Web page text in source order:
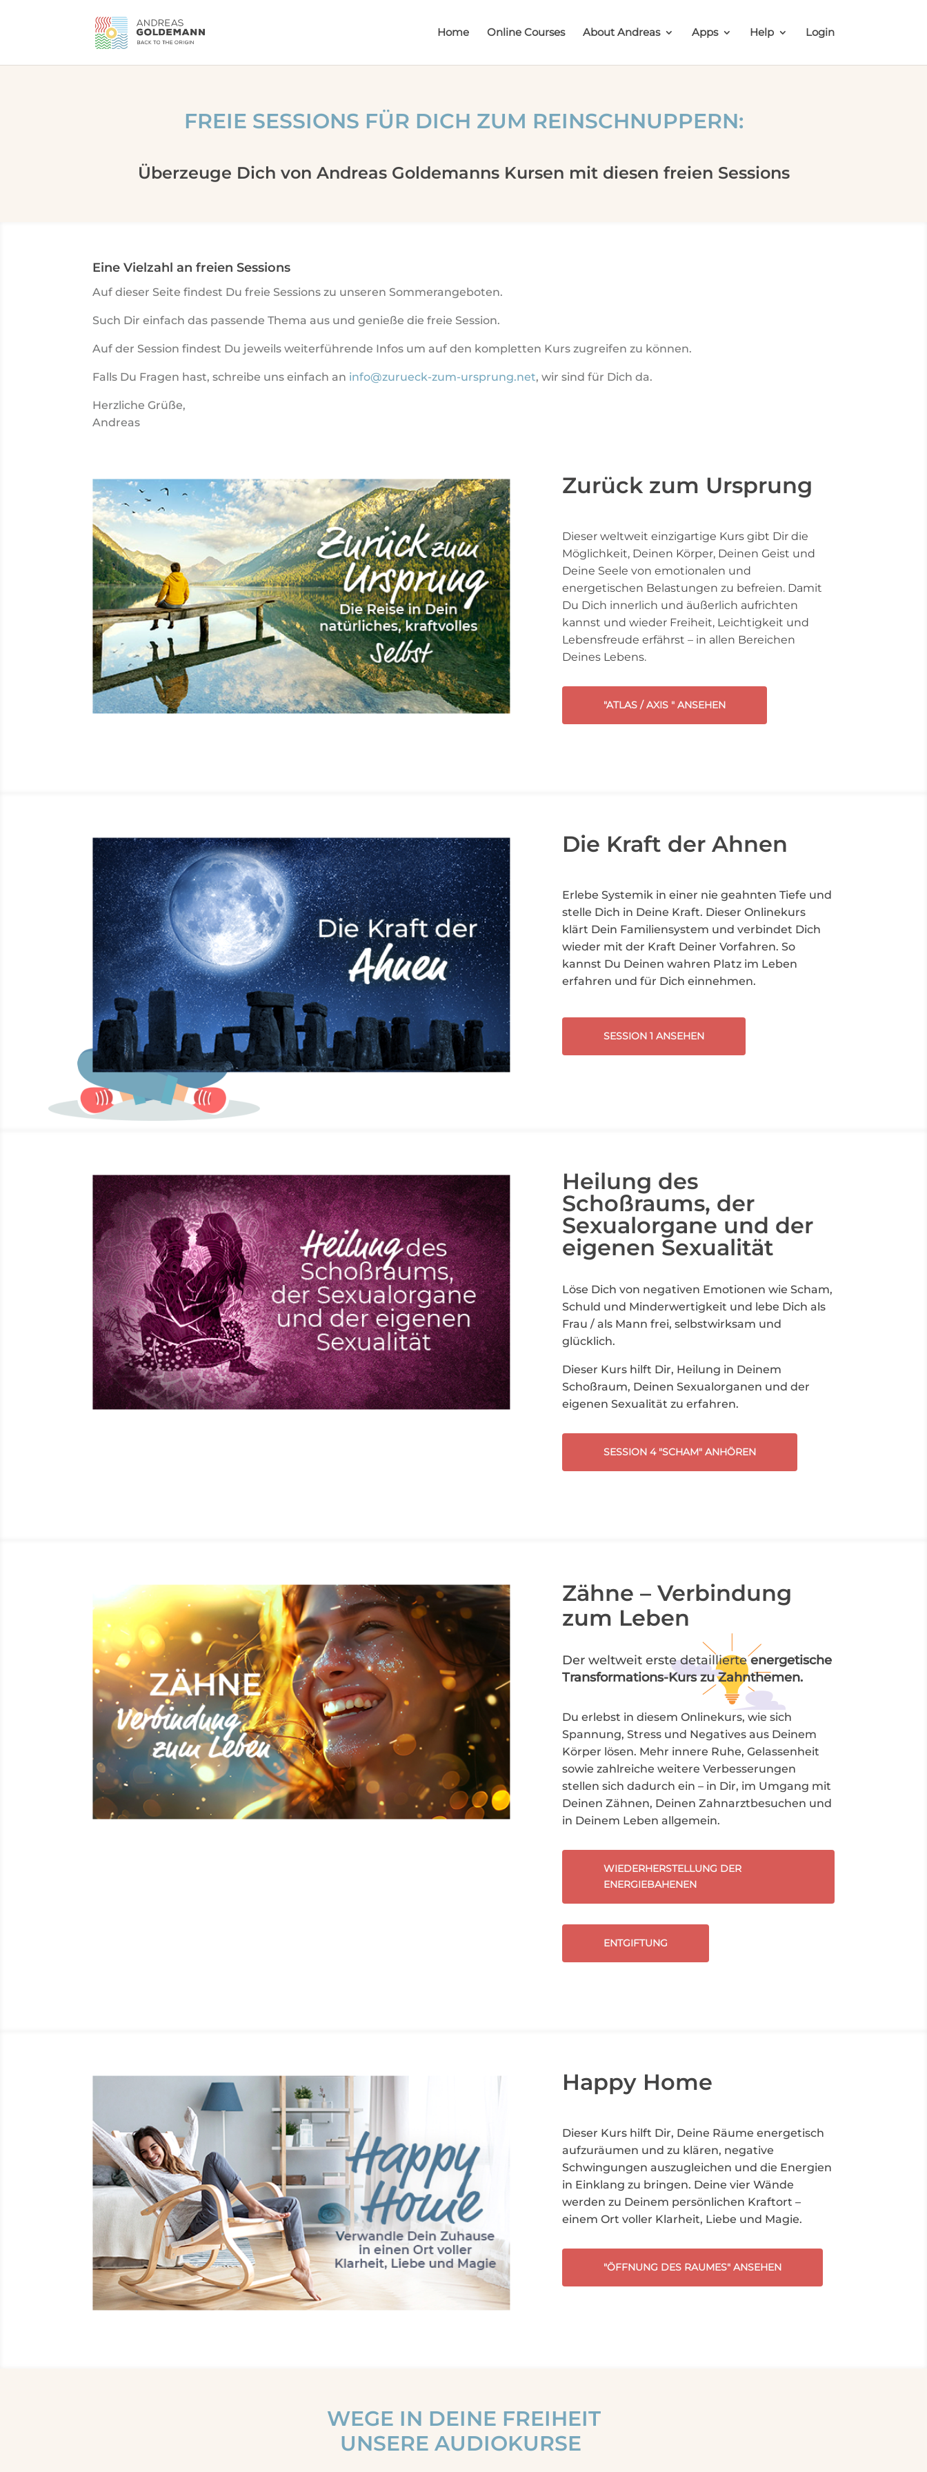
Home Online Courses About Andreas Apps Help Login
FREIE SESSIONS FÜR DICH ZUM REINSCHNUPPERN:
Überzeuge Dich von Andreas Goldemanns Kursen mit diesen freien Sessions
Eine Vielzahl an freien Sessions
Auf dieser Seite findest Du freie Sessions zu unseren Sommerangeboten.
Such Dir einfach das passende Thema aus und genieße die freie Session.
Auf der Session findest Du jeweils weiterführende Infos um auf den kompletten Kurs zugreifen zu können.
Falls Du Fragen hast, schreibe uns einfach an info@zurueck-zum-ursprung.net, wir sind für Dich da.
Herzliche Grüße,
Andreas
Zurück zum Ursprung
Dieser weltweit einzigartige Kurs gibt Dir die
Möglichkeit, Deinen Körper, Deinen Geist und
Deine Seele von emotionalen und
energetischen Belastungen zu befreien. Damit
Du Dich innerlich und äußerlich aufrichten
kannst und wieder Freiheit, Leichtigkeit und
Lebensfreude erfährst – in allen Bereichen
Deines Lebens.
"ATLAS / AXIS " ANSEHEN
Die Kraft der Ahnen
Erlebe Systemik in einer nie geahnten Tiefe und
stelle Dich in Deine Kraft. Dieser Onlinekurs
klärt Dein Familiensystem und verbindet Dich
wieder mit der Kraft Deiner Vorfahren. So
kannst Du Deinen wahren Platz im Leben
erfahren und für Dich einnehmen.
SESSION 1 ANSEHEN
Heilung des
Schoßraums, der
Sexualorgane und der
eigenen Sexualität
Löse Dich von negativen Emotionen wie Scham,
Schuld und Minderwertigkeit und lebe Dich als
Frau / als Mann frei, selbstwirksam und
glücklich.
Dieser Kurs hilft Dir, Heilung in Deinem
Schoßraum, Deinen Sexualorganen und der
eigenen Sexualität zu erfahren.
SESSION 4 "SCHAM" ANHÖREN
Zähne – Verbindung
zum Leben
Der weltweit erste detaillierteenergetische
Transformations-Kurs zu Zahnthemen.
Du erlebst in diesem Onlinekurs, wie sich
Spannung, Stress und Negatives aus Deinem
Körper lösen. Mehr innere Ruhe, Gelassenheit
sowie zahlreiche weitere Verbesserungen
stellen sich dadurch ein –in Dir, im Umgang mit
Deinen Zähnen, Deinen Zahnarztbesuchen und
in Deinem Leben allgemein.
WIEDERHERSTELLUNG DER
ENERGIEBAHENEN
ENTGIFTUNG
Happy Home
Dieser Kurs hilft Dir, Deine Räume energetisch
aufzuräumen und zu klären, negative
Schwingungen auszugleichen und die Energien
in Einklang zu bringen. Deine vier Wände
werden zu Deinem persönlichen Kraftort –
einem Ort voller Klarheit, Liebe und Magie.
"ÖFFNUNG DES RAUMES" ANSEHEN
WEGE IN DEINE FREIHEIT
UNSERE AUDIOKURSE